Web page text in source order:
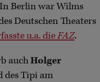
In Berlin war Wilms
Deutschen Theaters
u.a. dieFAZ.
auchHolger
des Tipi am